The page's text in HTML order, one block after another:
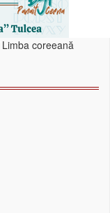
Limba coreeană